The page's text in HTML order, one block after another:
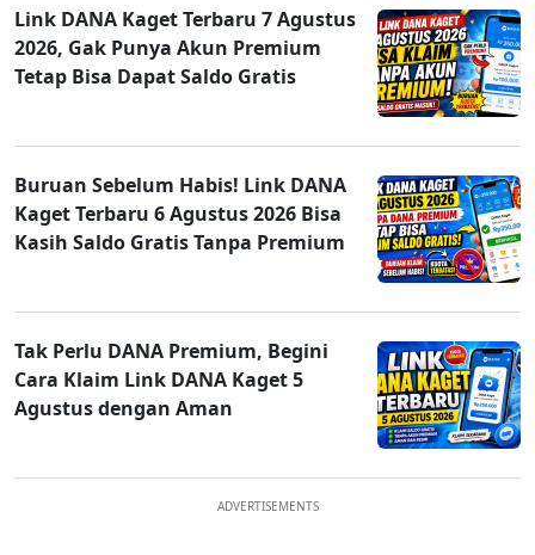
Link DANA Kaget Terbaru 7 Agustus
2026, Gak Punya Akun Premium
Tetap Bisa Dapat Saldo Gratis
Buruan Sebelum Habis! Link DANA
Kaget Terbaru 6 Agustus 2026 Bisa
Kasih Saldo Gratis Tanpa Premium
Tak Perlu DANA Premium, Begini
Cara Klaim Link DANA Kaget 5
Agustus dengan Aman
ADVERTISEMENTS